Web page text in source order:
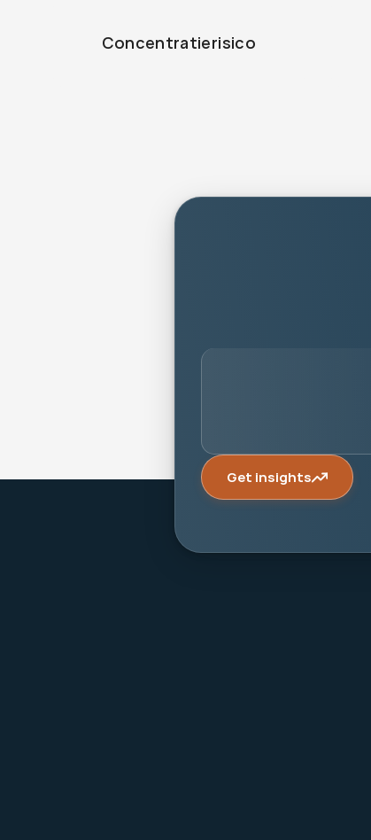
Concentratierisico
Get insights